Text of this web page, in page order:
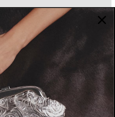
المتحدة.
GET DIRECTIONS
أوناس
متجر إلكتروني